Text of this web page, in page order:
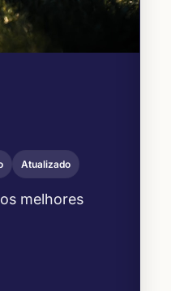
Atualizado
melhores